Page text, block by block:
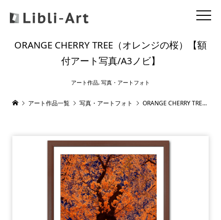
ORANGE CHERRY TREE（オレンジの桜）【額
付アート写真/A3ノビ】
アート作品, 写真・アートフォト
アート作品一覧 写真・アートフォト ORANGE CHERRY TREE（オレンジの桜）【額付アート写真/A3ノビ】